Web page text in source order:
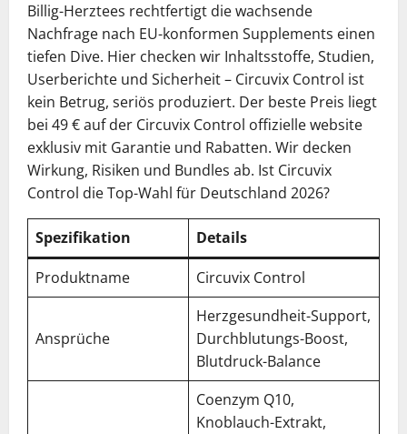
Billig-Herztees rechtfertigt die wachsende
Nachfrage nach EU-konformen Supplements einen
tiefen Dive. Hier checken wir Inhaltsstoffe, Studien,
Userberichte und Sicherheit – Circuvix Control ist
kein Betrug, seriös produziert. Der beste Preis liegt
bei 49 € auf der Circuvix Control offizielle website
exklusiv mit Garantie und Rabatten. Wir decken
Wirkung, Risiken und Bundles ab. Ist Circuvix
Control die Top-Wahl für Deutschland 2026?
Spezifikation
Details
Produktname
Circuvix Control
Ansprüche
Herzgesundheit-Support,
Durchblutungs-Boost,
Blutdruck-Balance
Coenzym Q10,
Knoblauch-Extrakt,